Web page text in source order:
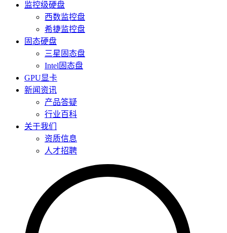
监控级硬盘
西数监控盘
希捷监控盘
固态硬盘
三星固态盘
Intel固态盘
GPU显卡
新闻资讯
产品答疑
行业百科
关于我们
资质信息
人才招聘